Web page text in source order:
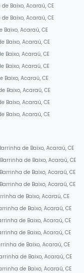
Baixo, Acaraú, CE
Baixo, Acaraú, CE
Acaraú, CE
Baixo, Acaraú, CE
Acaraú, CE
Acaraú, CE
Acaraú, CE
Baixo, Acaraú, CE
Baixo, Acaraú, CE
Baixo, Acaraú, CE
de Baixo, Acaraú, CE
de Baixo, Acaraú, CE
de Baixo, Acaraú, CE
de Baixo, Acaraú, CE
de Baixo, Acaraú, CE
de Baixo, Acaraú, CE
de Baixo, Acaraú, CE
de Baixo, Acaraú, CE
de Baixo, Acaraú, CE
de Baixo, Acaraú, CE
de Baixo, Acaraú, CE